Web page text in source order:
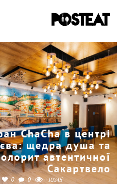
ChaCha в центрі
щедра душа та
автентичної
Сакартвело
0 0 10245